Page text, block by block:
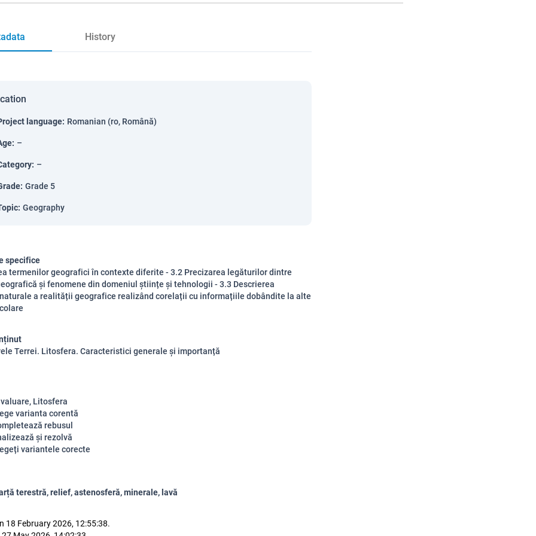
History
language: Romanian (ro, Română)
: –
: –
: Grade 5
: Geography
specifice
termenilor geografici în contexte diferite - 3.2 Precizarea legăturilor dintre
și fenomene din domeniul științe și tehnologii - 3.3 Descrierea
a realității geografice realizând corelații cu informațiile dobândite la alte
Terrei. Litosfera. Caracteristici generale și importanță
Litosfera
varianta corentă
rebusul
și rezolvă
variantele corecte
terestră, relief, astenosferă, minerale, lavă
18 February 2026, 12:55:38.